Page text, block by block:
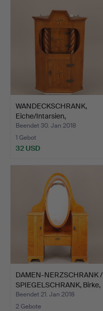
WANDECKSCHRANK,
Eiche/Intarsien,
Beleuchtu…
Beendet 30. Jan 2018
1 Gebot
32 USD
DAMEN-NERZSCHRANK /
SPIEGELSCHRANK, Birke,
…
Beendet 21. Jan 2018
2 Gebote